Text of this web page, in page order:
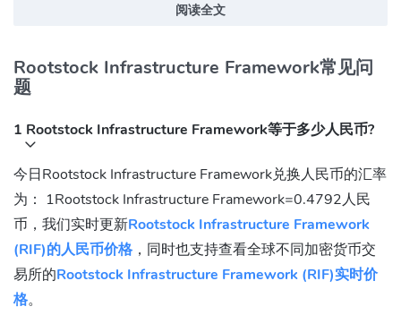
。
RIF（Rootstock Infrastructure Framework）代币旨在成为一个实
系结构兼容并集成到RIF操作系统的所有服务。
Rootstock Infrastructure Framework (RIF) 社交联
系方式
FaceBook: https://www.facebook.com/rifos.news
Twitter:
https://twitter.com/RifTechnology
Reddit:https://www.reddit.com/r/rifos
Telegram:https://t.me/rif_os_community
阅读全文
Rootstock Infrastructure Framework常见问
题
1 Rootstock Infrastructure Framework等于多少人民币?
今日Rootstock Infrastructure Framework兑换人民币的汇率
为： 1Rootstock Infrastructure Framework=0.4792人民
币，我们实时更新Rootstock Infrastructure Framework
(RIF)的人民币价格 ，同时也支持查看全球不同加密货币交
易所的Rootstock Infrastructure Framework (RIF)实时价
格。